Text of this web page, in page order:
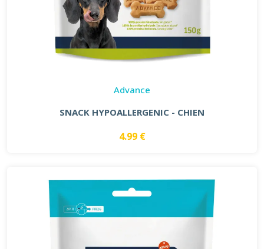
Advance
SNACK HYPOALLERGENIC - CHIEN
4.99 €